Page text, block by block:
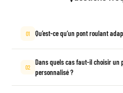
01 Qu’est-ce qu’un pont roulant
02
Dans quels cas faut-il choisir un
personnalisé ?